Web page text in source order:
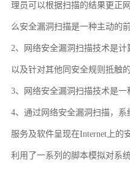
理员可以根据扫描的结果更正
么安全漏洞扫描是一种主动的
2、网络安全漏洞扫描技术是
以及针对其他同安全规则抵触
3、网络安全漏洞扫描技术是一
4、通过网络安全漏洞扫描，
服务及软件呈现在Internet上
利用了一系列的脚本模拟对系